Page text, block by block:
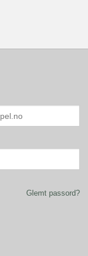
Glemt passord?